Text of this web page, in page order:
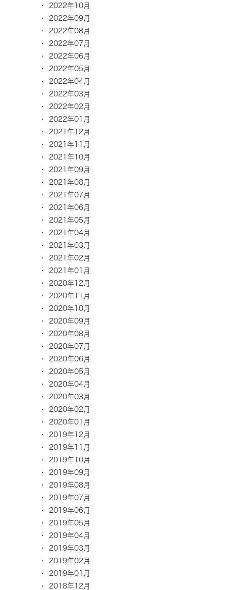
2022年10月
2022年09月
2022年08月
2022年07月
2022年06月
2022年05月
2022年04月
2022年03月
2022年02月
2022年01月
2021年12月
2021年11月
2021年10月
2021年09月
2021年08月
2021年07月
2021年06月
2021年05月
2021年04月
2021年03月
2021年02月
2021年01月
2020年12月
2020年11月
2020年10月
2020年09月
2020年08月
2020年07月
2020年06月
2020年05月
2020年04月
2020年03月
2020年02月
2020年01月
2019年12月
2019年11月
2019年10月
2019年09月
2019年08月
2019年07月
2019年06月
2019年05月
2019年04月
2019年03月
2019年02月
2019年01月
2018年12月